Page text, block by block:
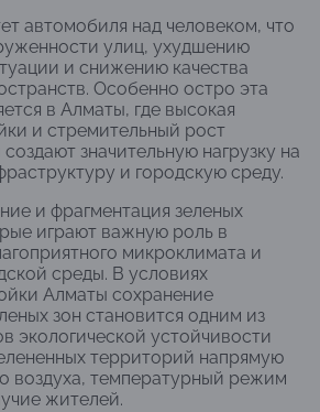
автомобиля над человеком, что
улиц, ухудшению
и снижению качества
Особенно остро эта
в Алматы, где высокая
и стремительный рост
значительную нагрузку на
и городскую среду.
и фрагментация зеленых
играют важную роль в
микроклимата и
среды. В условиях
Алматы сохранение
зон становится одним из
экологической устойчивости
территорий напрямую
воздуха, температурный режим
жителей.